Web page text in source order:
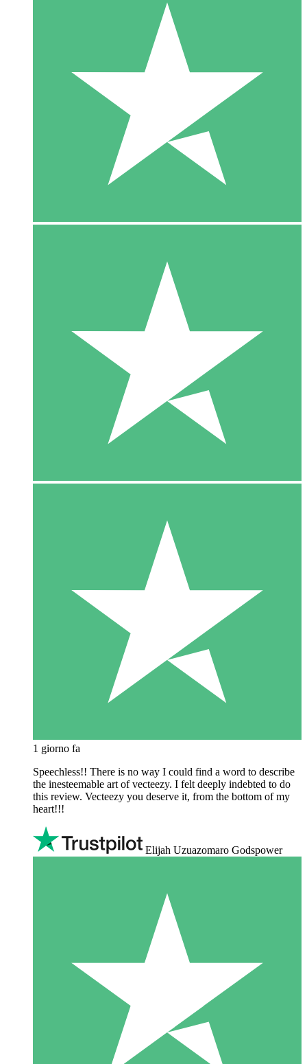
1 giorno fa
Speechless!! There is no way I could find a word to describe
the inesteemable art of vecteezy. I felt deeply indebted to do
this review. Vecteezy you deserve it, from the bottom of my
heart!!!
Elijah Uzuazomaro Godspower